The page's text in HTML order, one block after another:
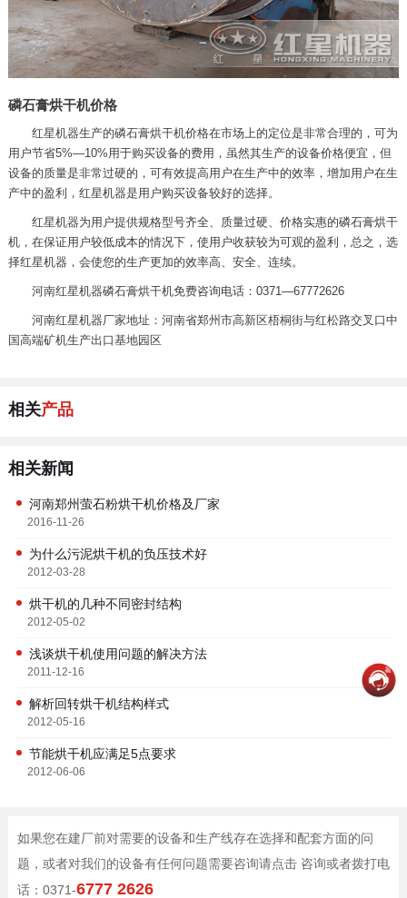
磷石膏烘干机价格
红星机器生产的磷石膏烘干机价格在市场上的定位是非常合理的，可为
用户节省5%—10%用于购买设备的费用，虽然其生产的设备价格便宜，但
设备的质量是非常过硬的，可有效提高用户在生产中的效率，增加用户在生
产中的盈利，红星机器是用户购买设备较好的选择。
红星机器为用户提供规格型号齐全、质量过硬、价格实惠的磷石膏烘干
机，在保证用户较低成本的情况下，使用户收获较为可观的盈利，总之，选
择红星机器，会使您的生产更加的效率高、安全、连续。
河南红星机器磷石膏烘干机免费咨询电话：0371—67772626
河南红星机器厂家地址：河南省郑州市高新区梧桐街与红松路交叉口中
国高端矿机生产出口基地园区
相关产品
相关新闻
河南郑州萤石粉烘干机价格及厂家
2016-11-26
为什么污泥烘干机的负压技术好
2012-03-28
烘干机的几种不同密封结构
2012-05-02
浅谈烘干机使用问题的解决方法
2011-12-16
解析回转烘干机结构样式
2012-05-16
节能烘干机应满足5点要求
2012-06-06
如果您在建厂前对需要的设备和生产线存在选择和配套方面的问
题，或者对我们的设备有任何问题需要咨询请点击 咨询或者拨打电
话：0371-6777 2626